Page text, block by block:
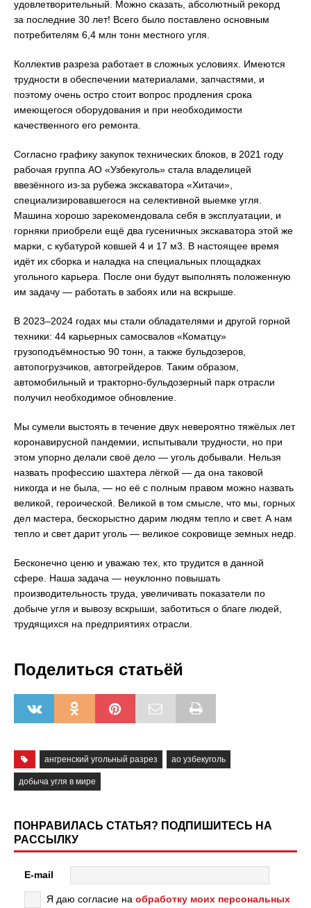
удовлетворительный. Можно сказать, абсолютный рекорд
за последние 30 лет! Всего было поставлено основным
потребителям 6,4 млн тонн местного угля.
Коллектив разреза работает в сложных условиях. Имеются
трудности в обеспечении материалами, запчастями, и
поэтому очень остро стоит вопрос продления срока
имеющегося оборудования и при необходимости
качественного его ремонта.
Согласно графику закупок технических блоков, в 2021 году
рабочая группа АО «Узбекуголь» стала владелицей
ввезённого из-за рубежа экскаватора «Хитачи»,
специализировавшегося на селективной выемке угля.
Машина хорошо зарекомендовала себя в эксплуатации, и
горняки приобрели ещё два гусеничных экскаватора этой же
марки, с кубатурой ковшей 4 и 17 м3. В настоящее время
идёт их сборка и наладка на специальных площадках
угольного карьера. После они будут выполнять положенную
им задачу — работать в забоях или на вскрыше.
В 2023–2024 годах мы стали обладателями и другой горной
техники: 44 карьерных самосвалов «Коматцу»
грузоподъёмностью 90 тонн, а также бульдозеров,
автопогрузчиков, автогрейдеров. Таким образом,
автомобильный и тракторно-бульдозерный парк отрасли
получил необходимое обновление.
Мы сумели выстоять в течение двух невероятно тяжёлых лет
коронавирусной пандемии, испытывали трудности, но при
этом упорно делали своё дело — уголь добывали. Нельзя
назвать профессию шахтера лёгкой — да она таковой
никогда и не была, — но её с полным правом можно назвать
великой, героической. Великой в том смысле, что мы, горных
дел мастера, бескорыстно дарим людям тепло и свет. А нам
тепло и свет дарит уголь — великое сокровище земных недр.
Бесконечно ценю и уважаю тех, кто трудится в данной
сфере. Наша задача — неуклонно повышать
производительность труда, увеличивать показатели по
добыче угля и вывозу вскрыши, заботиться о благе людей,
трудящихся на предприятиях отрасли.
Поделиться статьёй
ангренский угольный разрез ао узбекуголь
добыча угля в мире
ПОНРАВИЛАСЬ СТАТЬЯ? ПОДПИШИТЕСЬ НА
РАССЫЛКУ
E-mail
Я даю согласие на обработку моих персональных